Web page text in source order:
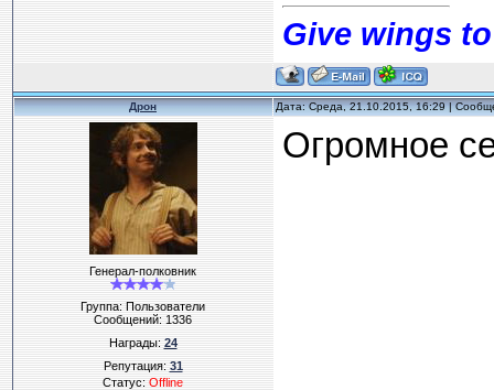
Give wings
Дрон Дата: Среда, 21.10.2015, 16:29 |
Генерал-полковник
Группа: Пользователи
Сообщений:1336
Награды:24
Репутация:31
Статус:Offline
Огромное